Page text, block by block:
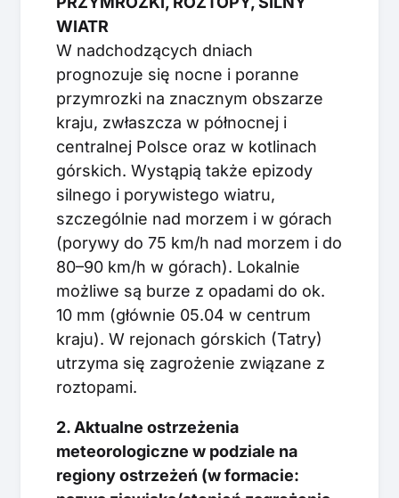
WIATR
W nadchodzących dniach
prognozuje się nocne i poranne
przymrozki na znacznym obszarze
kraju, zwłaszcza w północnej i
centralnej Polsce oraz w kotlinach
górskich. Wystąpią także epizody
silnego i porywistego wiatru,
szczególnie nad morzem i w górach
(porywy do 75 km/h nad morzem i do
80–90 km/h w górach). Lokalnie
możliwe są burze z opadami do ok.
10 mm (głównie 05.04 w centrum
kraju). W rejonach górskich (Tatry)
utrzyma się zagrożenie związane z
roztopami.
2. Aktualne ostrzeżenia
meteorologiczne w podziale na
regiony ostrzeżeń (w formacie: